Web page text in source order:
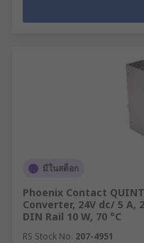
มีในสต็อก
Phoenix Contact
Converter, 24V dc/ 5 A,
DIN Rail 10 W, 70 °C
RS Stock No. 207-4951